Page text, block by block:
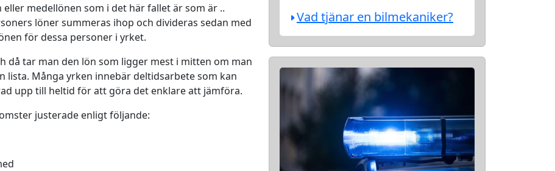
medellönen som i det här fallet är som är ..
löner summeras ihop och divideras sedan med
för dessa personer i yrket.
då tar man den lön som ligger mest i mitten om man
lista. Många yrken innebär deltidsarbete som kan
upp till heltid för att göra det enklare att jämföra.
justerade enligt följande:
Vad tjänar en bilmekaniker?